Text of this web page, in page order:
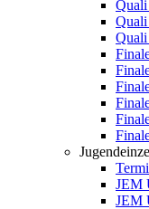
JEM
JEM